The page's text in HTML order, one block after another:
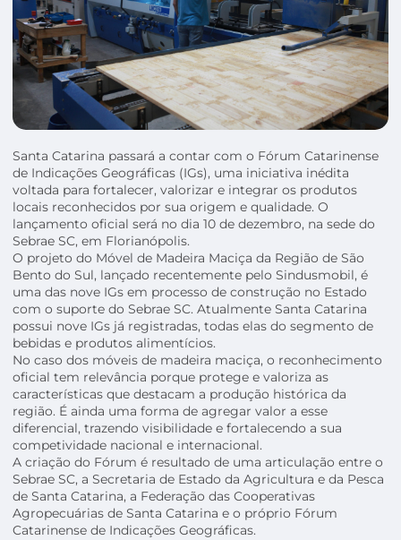
Santa Catarina passará a contar com o Fórum Catarinense
de Indicações Geográficas (IGs), uma iniciativa inédita
voltada para fortalecer, valorizar e integrar os produtos
locais reconhecidos por sua origem e qualidade. O
lançamento oficial será no dia 10 de dezembro, na sede do
Sebrae SC, em Florianópolis.
O projeto do Móvel de Madeira Maciça da Região de São
Bento do Sul, lançado recentemente pelo Sindusmobil, é
uma das nove IGs em processo de construção no Estado
com o suporte do Sebrae SC. Atualmente Santa Catarina
possui nove IGs já registradas, todas elas do segmento de
bebidas e produtos alimentícios.
No caso dos móveis de madeira maciça, o reconhecimento
oficial tem relevância porque protege e valoriza as
características que destacam a produção histórica da
região. É ainda uma forma de agregar valor a esse
diferencial, trazendo visibilidade e fortalecendo a sua
competividade nacional e internacional.
A criação do Fórum é resultado de uma articulação entre o
Sebrae SC, a Secretaria de Estado da Agricultura e da Pesca
de Santa Catarina, a Federação das Cooperativas
Agropecuárias de Santa Catarina e o próprio Fórum
Catarinense de Indicações Geográficas.